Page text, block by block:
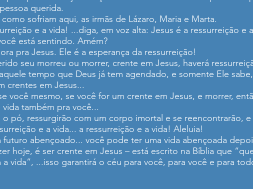
querida.
sofriam aqui, as irmãs de Lázaro, Maria e Marta.
e a vida! ...diga, em voz alta: Jesus é a ressurreição e
está sentindo. Amém?
pra Jesus. Ele é a esperança da ressurreição!
seu morreu ou morrer, crente em Jesus, haverá
tempo que Deus já tem agendado, e somente Ele
crentes em Jesus...
você mesmo, se você for um crente em Jesus, e morrer,
também pra você...
pó, ressurgirão com um corpo imortal e se reencontrarão, e
e a vida... a ressurreição e a vida! Aleluia!
abençoado... você pode ter uma vida abençoada
hoje, é ser crente em Jesus – está escrito na Bíblia que
vida”, ...isso garantirá o céu para você, para você e para